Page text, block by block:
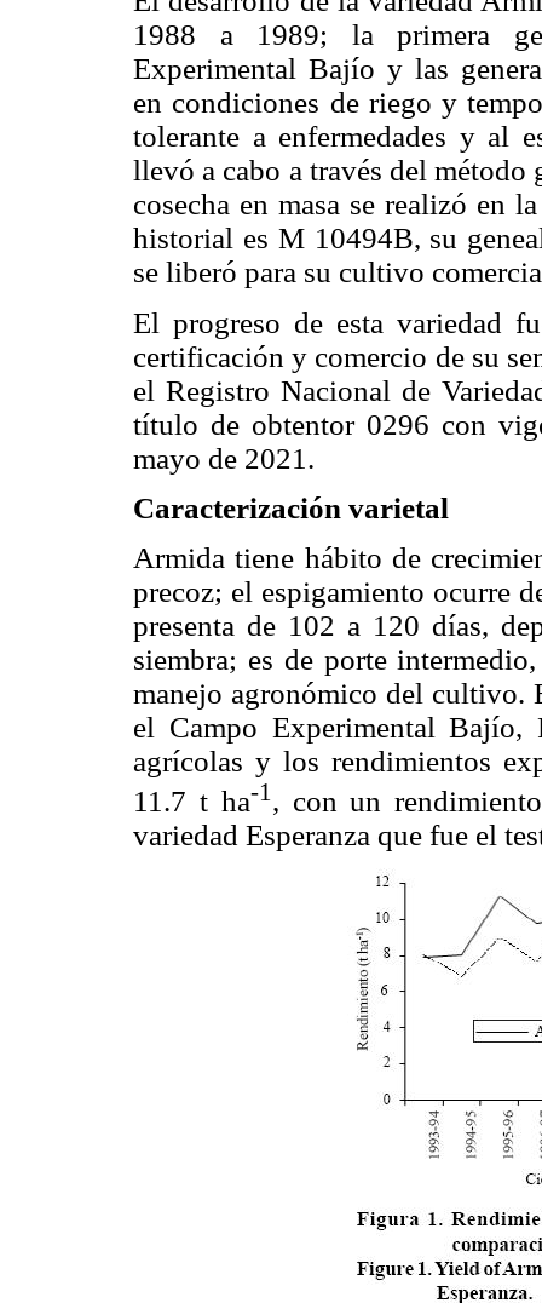
1988 a 1989; la primera
Experimental Bajío y las
en condiciones de riego y
tolerante a enfermedades y al
llevó a cabo a través del
cosecha en masa se realizó en
historial es M 10494B, su
se liberó para su cultivo
El progreso de esta variedad
certificación y comercio de su
el Registro Nacional de
título de obtentor 0296 con
mayo de 2021.
Caracterización varietal
Armida tiene hábito de
precoz; el espigamiento ocurre
presenta de 102 a 120 días,
siembra; es de porte
manejo agronómico del cultivo.
el Campo Experimental Bajío,
agrícolas y los rendimientos
11.7 t ha-1 , con un
variedad Esperanza que fue el